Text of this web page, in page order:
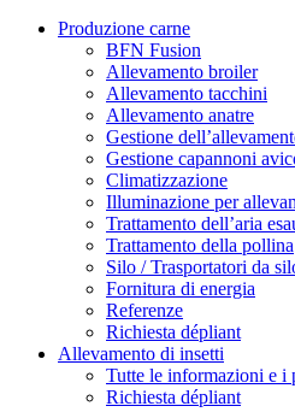
Produzione carne
BFN Fusion
Allevamento broiler
Allevamento tacchini
Allevamento anatre
Gestione
Gestione capannoni
Climatizzazione
Illuminazione per
Trattamento dell’aria
Trattamento della pollina
Silo / Trasportatori da
Fornitura di energia
Referenze
Richiesta dépliant
Allevamento di insetti
Tutte le informazioni e i
Richiesta dépliant